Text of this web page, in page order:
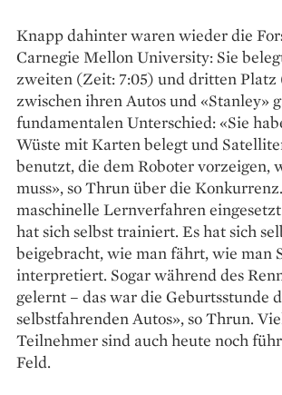
Knapp dahinter waren wieder die
Carnegie Mellon University: Sie
zweiten (Zeit: 7:05) und dritten Platz
zwischen ihren Autos und «Stanley»
fundamentalen Unterschied: «Sie
Wüste mit Karten belegt und
benutzt, die dem Roboter vorzeigen,
muss», so Thrun über die
maschinelle Lernverfahren
hat sich selbst trainiert. Es hat sich
beigebracht, wie man fährt, wie man
interpretiert. Sogar während des
gelernt – das war die Geburtsstunde
selbstfahrenden Autos», so Thrun.
Teilnehmer sind auch heute noch
Feld.